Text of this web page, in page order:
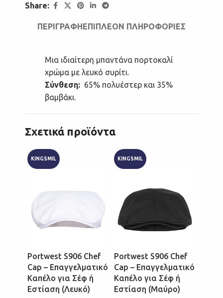
Share:
ΠΕΡΙΓΡΑΦΉΕΠΙΠΛΈΟΝ ΠΛΗΡΟΦΟΡΊΕΣ
Μια ιδιαίτερη μπαντάνα πορτοκαλί
χρώμα με λευκό συρίτι.
Σύνθεση: 65% πολυέστερ και 35%
βαμβάκι.
Σχετικά προϊόντα
KINGSMIL
Portwest S906 Chef
Cap – Επαγγελματικό
Καπέλο για Σέφ ή
Εστίαση (Λευκό)
KINGSMIL
Portwest S906 Chef
Cap – Επαγγελματικό
Καπέλο για Σέφ ή
Εστίαση (Μαύρο)